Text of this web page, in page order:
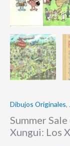
Dibujos Originales,
Summer
Xungui: Los
Los
Xunguis
vuelan
-
Cera
/